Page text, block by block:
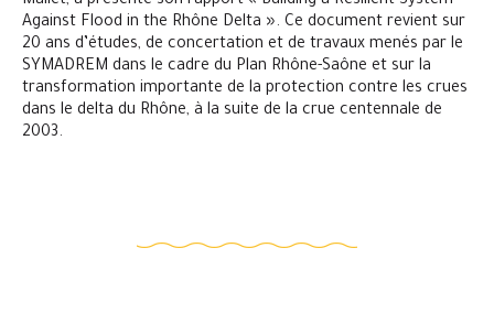
Against Flood in the Rhône Delta ». Ce document revient sur
20 ans d’études, de concertation et de travaux menés par le
SYMADREM dans le cadre du Plan Rhône-Saône et sur la
transformation importante de la protection contre les crues
dans le delta du Rhône, à la suite de la crue centennale de
2003.